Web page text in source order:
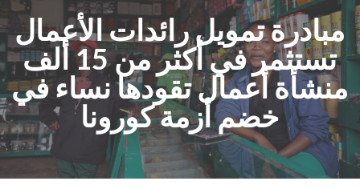
مبادرة تمويل رائدات الأعمال
تستثمر في أكثر من 15 ألف
منشأة أعمال تقودها نساء في
خضم أزمة كورونا